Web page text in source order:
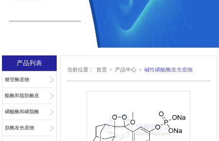
产品列表
糖苷酶底物
酯酶和脂肪酶底
物
磷酸酶和磷脂酶
底物
肽酶发色底物
当前位置： 首页 > 产品中心 > 碱性磷酸酶发光底物